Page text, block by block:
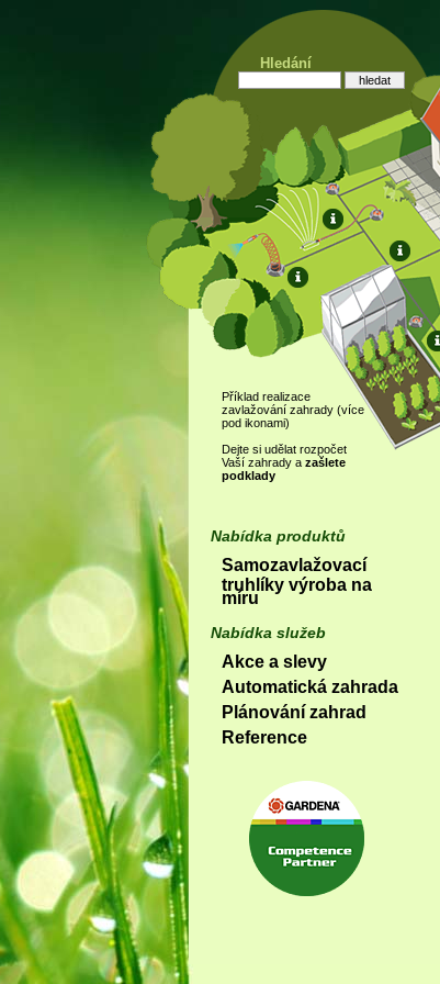
Hledání
Příklad realizace
zavlažování zahrady (více
pod ikonami)
Dejte si udělat rozpočet
Vaší zahrady a zašlete
podklady
Nabídka produktů
Samozavlažovací
truhlíky výroba na
míru
Nabídka služeb
Akce a slevy
Automatická zahrada
Plánování zahrad
Reference